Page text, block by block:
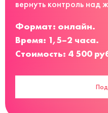
вернуть контроль над
Формат: онлайн.
Время: 1,5–2 часа.
Стоимость: 4 500